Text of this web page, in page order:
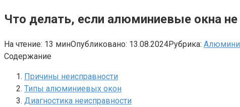
Что делать, если алюминиевые окна
На чтение: 13 минОпубликовано: 13.08.2024Рубрика:
Содержание
Причины неисправности
Типы алюминиевых окон
Диагностика неисправности